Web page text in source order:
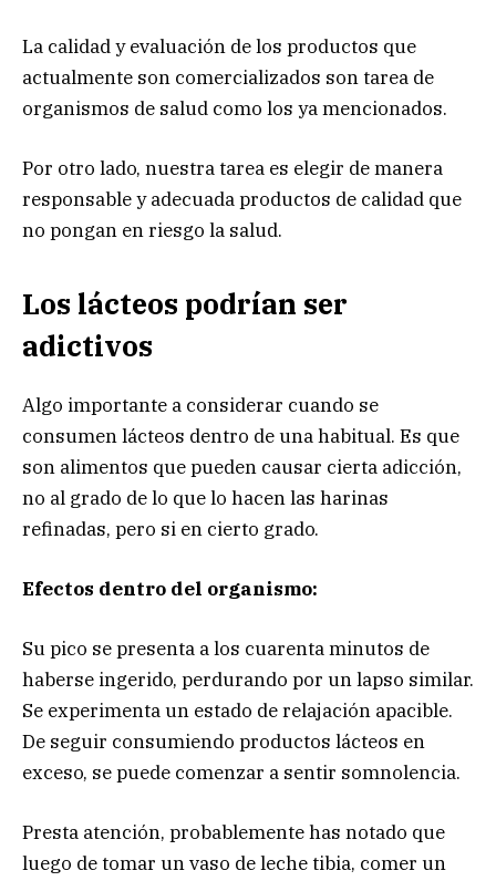
La calidad y evaluación de los productos que
actualmente son comercializados son tarea de
organismos de salud como los ya mencionados.
Por otro lado, nuestra tarea es elegir de manera
responsable y adecuada productos de calidad que
no pongan en riesgo la salud.
Los lácteos podrían ser
adictivos
Algo importante a considerar cuando se
consumen lácteos dentro de una habitual. Es que
son alimentos que pueden causar cierta adicción,
no al grado de lo que lo hacen las harinas
refinadas, pero si en cierto grado.
Efectos dentro del organismo:
Su pico se presenta a los cuarenta minutos de
haberse ingerido, perdurando por un lapso similar.
Se experimenta un estado de relajación apacible.
De seguir consumiendo productos lácteos en
exceso, se puede comenzar a sentir somnolencia.
Presta atención, probablemente has notado que
luego de tomar un vaso de leche tibia, comer un